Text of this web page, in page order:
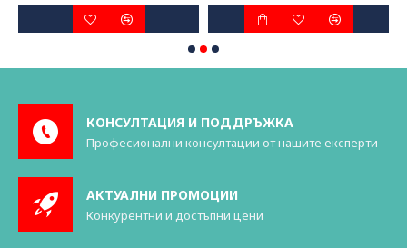
КОНСУЛТАЦИЯ И ПОДДРЪЖКА
Професионални консултации от нашите експерти
АКТУАЛНИ ПРОМОЦИИ
Конкурентни и достъпни цени